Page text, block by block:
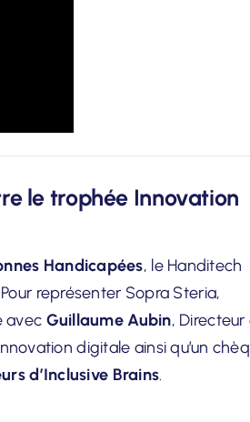
le trophée Innovation
Handicapées, le Handitech
représenter Sopra Steria,
avec Guillaume Aubin,
digitale ainsi qu’un
d’Inclusive Brains.